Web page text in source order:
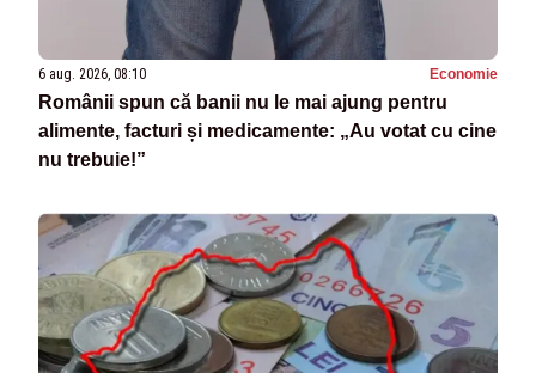
6 aug. 2026, 08:10 Economie
Românii spun că banii nu le mai ajung pentru
alimente, facturi și medicamente: „Au votat cu cine
nu trebuie!”